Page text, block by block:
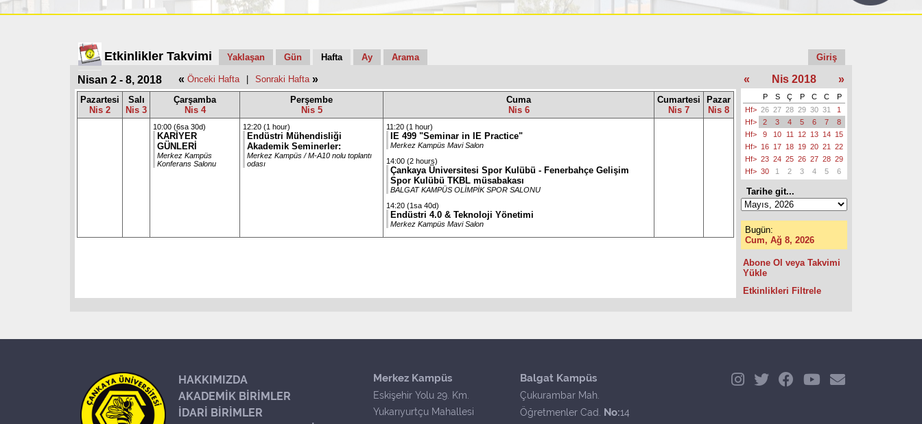
Etkinlikler Takvimi Yaklaşan Gün Hafta Ay Arama Giriş
Nisan 2 - 8, 2018 « Önceki Hafta Sonraki Hafta »
Pazartesi
Nis 2
Salı
Nis 3
Çarşamba
Nis 4
Perşembe
Nis 5
Cuma
Nis 6
Cumartesi
Nis 7
Pazar
Nis 8
10:00 (6sa 30d)
KARİYER
GÜNLERİ
Merkez Kampüs
Konferans Salonu
12:20 (1 hour)
Endüstri Mühendisliği
Akademik Seminerler:
Merkez Kampüs / M-A10 nolu toplantı
odası
11:20 (1 hour)
IE 499 "Seminar in IE Practice"
Merkez Kampüs Mavi Salon
14:00 (2 hours)
Çankaya Üniversitesi Spor Kulübü - Fenerbahçe Gelişim
Spor Kulübü TKBL müsabakası
BALGAT KAMPÜS OLİMPİK SPOR SALONU
14:20 (1sa 40d)
Endüstri 4.0 & Teknoloji Yönetimi
Merkez Kampüs Mavi Salon
« Nis 2018 »
P S Ç P C C
P
Hf> 26 27 28 29 30 31
1
Hf>
2 3 4 5 6 7
8
Hf>
9 10 11 12 13 14 15
Hf> 16 17 18 19 20 21
22
Hf> 23 24 25 26 27 28 29
Hf> 30 1 2 3 4 5 6
Tarihe git...
Bugün:
Cum, Ağ 8, 2026
Abone Ol veya Takvimi
Yükle
Etkinlikleri Filtrele
HAKKIMIZDA
AKADEMİK BİRİMLER
İDARİ BİRİMLER
Merkez Kampüs
Eskişehir Yolu 29. Km.
Yukarıyurtçu Mahallesi
Balgat Kampüs
Çukurambar Mah.
Öğretmenler Cad. No:14